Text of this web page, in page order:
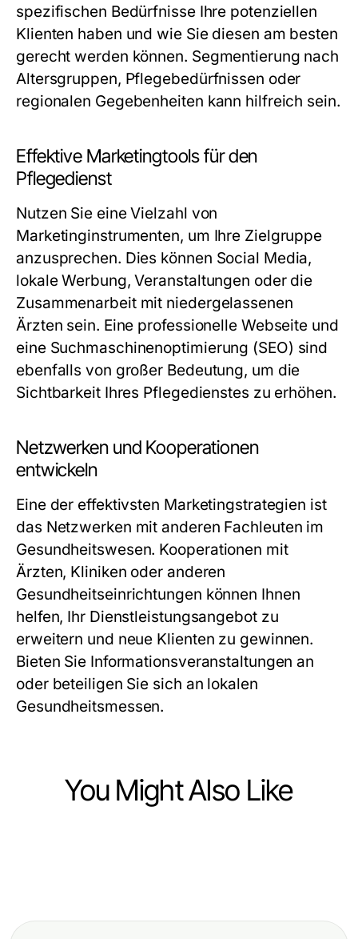
spezifischen Bedürfnisse Ihre potenziellen
Klienten haben und wie Sie diesen am besten
gerecht werden können. Segmentierung nach
Altersgruppen, Pflegebedürfnissen oder
regionalen Gegebenheiten kann hilfreich sein.
Effektive Marketingtools für den
Pflegedienst
Nutzen Sie eine Vielzahl von
Marketinginstrumenten, um Ihre Zielgruppe
anzusprechen. Dies können Social Media,
lokale Werbung, Veranstaltungen oder die
Zusammenarbeit mit niedergelassenen
Ärzten sein. Eine professionelle Webseite und
eine Suchmaschinenoptimierung (SEO) sind
ebenfalls von großer Bedeutung, um die
Sichtbarkeit Ihres Pflegedienstes zu erhöhen.
Netzwerken und Kooperationen
entwickeln
Eine der effektivsten Marketingstrategien ist
das Netzwerken mit anderen Fachleuten im
Gesundheitswesen. Kooperationen mit
Ärzten, Kliniken oder anderen
Gesundheitseinrichtungen können Ihnen
helfen, Ihr Dienstleistungsangebot zu
erweitern und neue Klienten zu gewinnen.
Bieten Sie Informationsveranstaltungen an
oder beteiligen Sie sich an lokalen
Gesundheitsmessen.
You Might Also Like
Empfehlungen für ernsthafte
The Power of Haartransplantation